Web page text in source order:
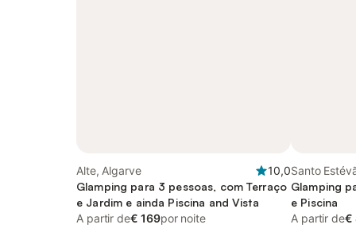
Alte, Algarve
10,0
Glamping para 3 pessoas, com Terraço
e Jardim e ainda Piscina and Vista
A partir de€ 169por noite
Santo
Glamping
e Piscina
A partir de€